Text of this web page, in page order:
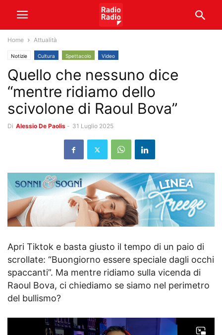
Home Attualità
Notizie Cultura Spettacolo Video
Quello che nessuno dice
“mentre ridiamo dello
scivolone di Raoul Bova”
Di Alessio De Paolis - 31 Luglio 2025
Apri Tiktok e basta giusto il tempo di un paio di
scrollate: “Buongiorno essere speciale dagli occhi
spaccanti”. Ma mentre ridiamo sulla vicenda di
Raoul Bova, ci chiediamo se siamo nel perimetro
del bullismo?